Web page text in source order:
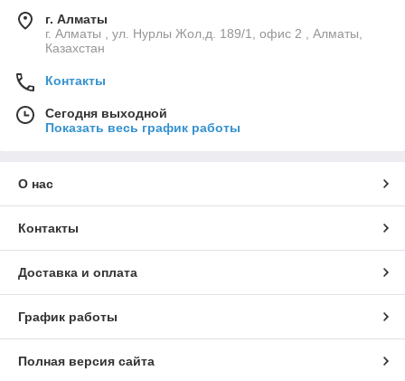
г. Алматы
г. Алматы , ул. Нурлы Жол,д. 189/1, офис 2 , Алматы,
Казахстан
Контакты
Сегодня выходной
Показать весь график работы
О нас
Контакты
Доставка и оплата
График работы
Полная версия сайта